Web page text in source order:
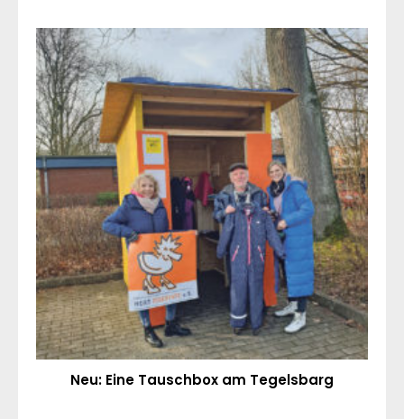
Neu: Eine Tauschbox am Tegelsbarg